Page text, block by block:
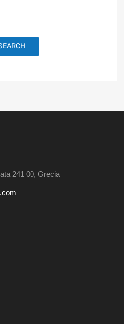
241 00, Grecia